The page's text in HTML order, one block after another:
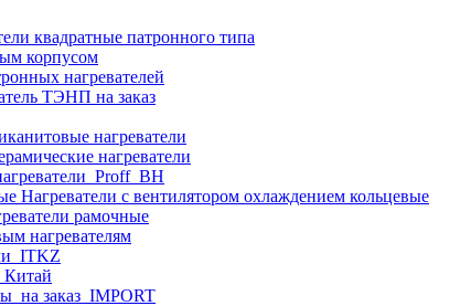
квадратные патронного типа
корпусом
нагревателей
ТЭНП на заказ
нагреватели
нагреватели
Нагреватели с вентилятором охлаждением кольцевые
рамочные
нагревателям
заказ_IMPORT